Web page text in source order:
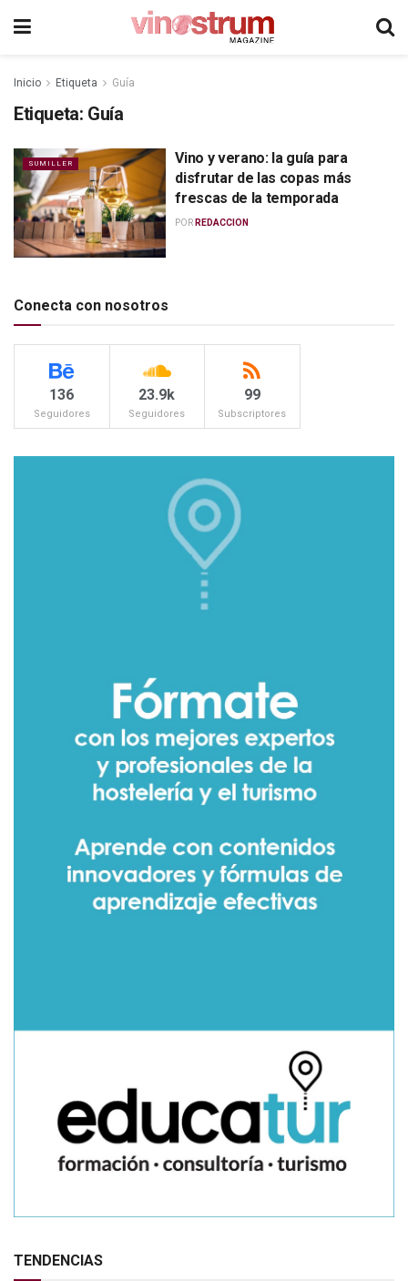
Inicio Etiqueta Guía
Etiqueta: Guía
SUMILLER
Vino y verano: la guía para
disfrutar de las copas más
frescas de la temporada
POR REDACCION
Conecta con nosotros
136
Seguidores
23.9k
Seguidores
99
Subscriptores
TENDENCIAS